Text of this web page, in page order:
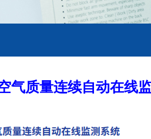
气质量连续自动在线